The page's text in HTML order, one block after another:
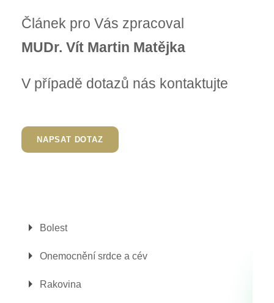
Článek pro Vás zpracoval
MUDr. Vít Martin Matějka
V případě dotazů nás kontaktujte
NAPSAT DOTAZ
Bolest
Onemocnění srdce a cév
Rakovina